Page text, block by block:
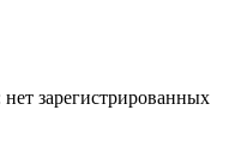
зарегистрированных